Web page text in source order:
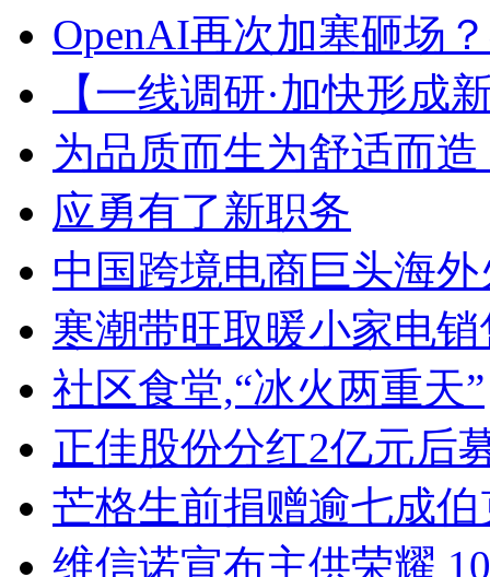
OpenAI再次加塞砸场
【一线调研·加快形成
为品质而生为舒适而
应勇有了新职务
中国跨境电商巨头海
寒潮带旺取暖小家电
社区食堂,“冰火两重天”
正佳股份分红2亿元后
芒格生前捐赠逾七成
维信诺宣布主供荣耀